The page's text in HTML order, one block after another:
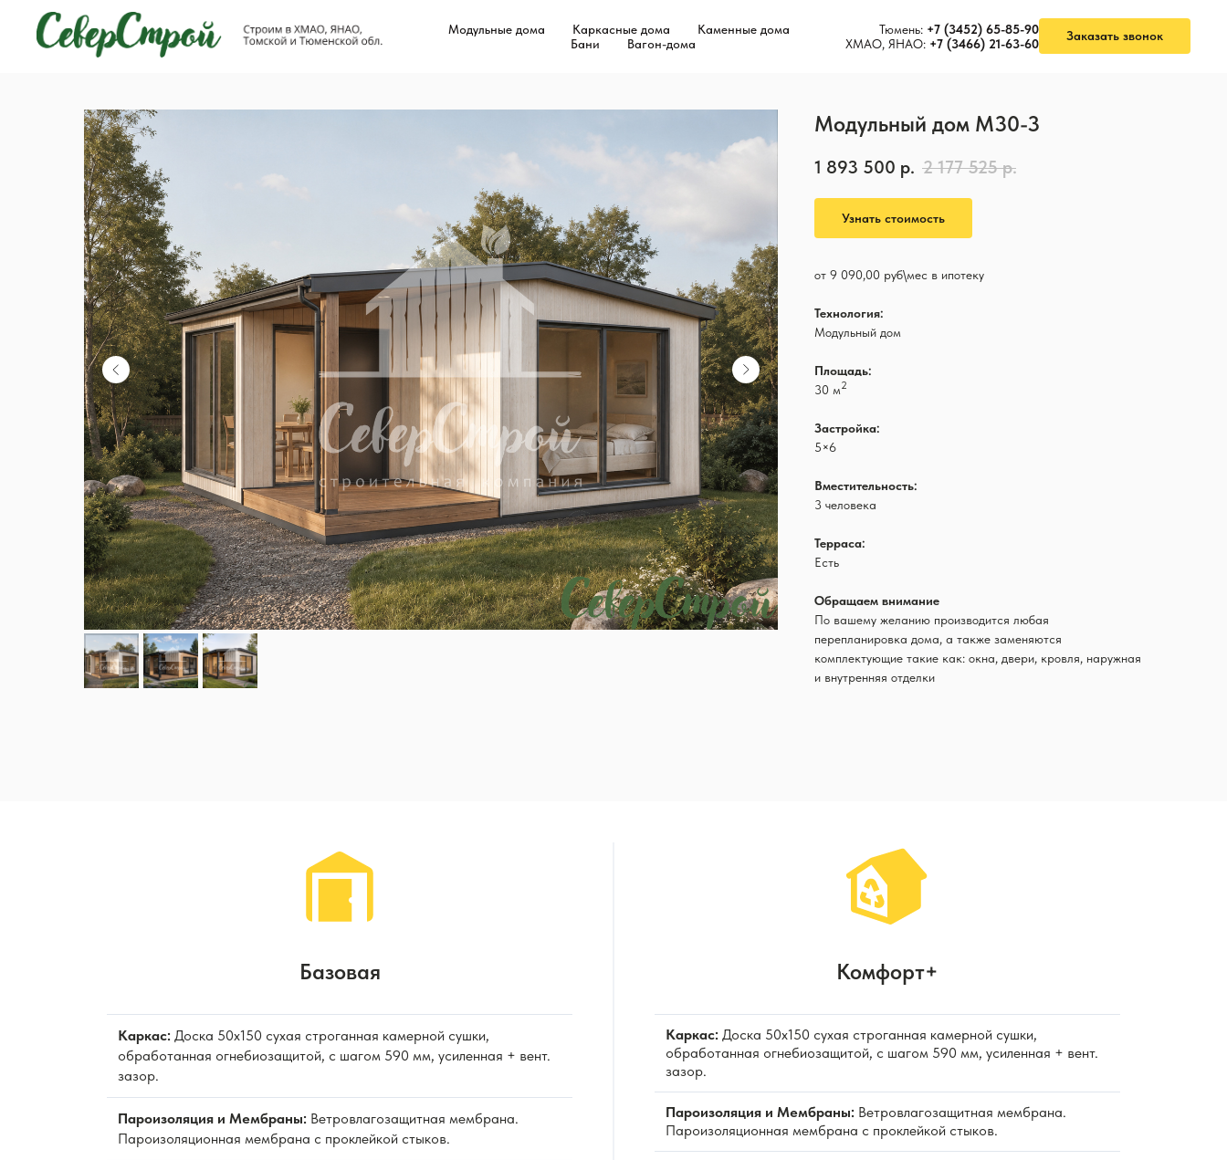
Модульные дома Каркасные дома
Каменные дома
Бани
Вагон-дома
Тюмень: +7 (3452) 65-85-90
ХМАО, ЯНАО: +7 (3466) 21-63-60
Заказать звонок
Модульный дом M30-3
1 893 500 р. 2 177 525 р.
Узнать стоимость
от 9 090,00 руб\мес в ипотеку
Технология:
Модульный дом
Площадь:
30 м2
Застройка:
5×6
Вместительность:
3 человека
Терраса:
Есть
Обращаем внимание
По вашему желанию производится любая
перепланировка дома, а также заменяются
комплектующие такие как: окна, двери, кровля, наружная
и внутренняя отделки
Базовая
Каркас: Доска 50х150 сухая строганная камерной сушки,
обработанная огнебиозащитой, с шагом 590 мм, усиленная + вент.
зазор.
Пароизоляция и Мембраны: Ветровлагозащитная мембрана.
Пароизоляционная мембрана с проклейкой стыков.
Комфорт+
Каркас: Доска 50х150 сухая строганная камерной сушки,
обработанная огнебиозащитой, с шагом 590 мм, усиленная + вент.
зазор.
Пароизоляция и Мембраны: Ветровлагозащитная мембрана.
Пароизоляционная мембрана с проклейкой стыков.